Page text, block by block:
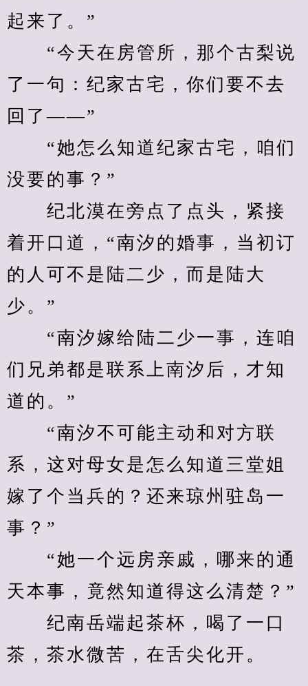
起来了。”
“今天在房管所，那个古梨说
了一句：纪家古宅，你们要不去
回了——”
“她怎么知道纪家古宅，咱们
没要的事？”
纪北漠在旁点了点头，紧接
着开口道，“南汐的婚事，当初订
的人可不是陆二少，而是陆大
少。”
“南汐嫁给陆二少一事，连咱
们兄弟都是联系上南汐后，才知
道的。”
“南汐不可能主动和对方联
系，这对母女是怎么知道三堂姐
嫁了个当兵的？还来琼州驻岛一
事？”
“她一个远房亲戚，哪来的通
天本事，竟然知道得这么清楚？”
纪南岳端起茶杯，喝了一口
茶，茶水微苦，在舌尖化开。